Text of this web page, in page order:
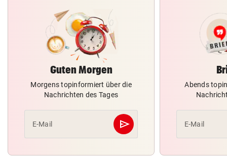
Guten Morgen
Morgens topinformiert über die
Nachrichten des Tages
E-Mail send
Abschicken
Abends
E-Mail